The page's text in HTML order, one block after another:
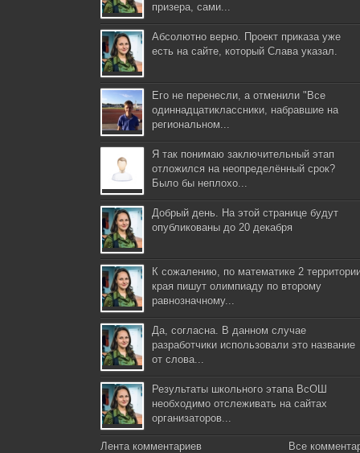
призера, сами...
Абсолютно верно. Проект приказа уже
есть на сайте, который Слава указал.
Его не перенесли, а отменили "Все
одиннадцатиклассники, набравшие на
региональном...
Я так понимаю заключительный этап
отложился на неопределённый срок?
Было бы неплохо...
Добрый день. На этой странице будут
опубликованы до 20 декабря
К сожалению, по математике 2
края пишут олимпиаду по второму
равнозначному...
Да, согласна. В данном случае
разработчики использовали это название
от слова...
Результаты школьного этапа ВсОШ
необходимо отслеживать на сайтах
организаторов...
Лента комментариев Все